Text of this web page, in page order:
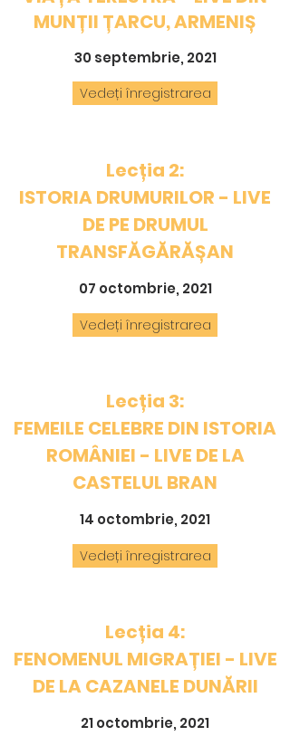
MUNȚII ȚARCU, ARMENIȘ
30 septembrie, 2021
Vedeți înregistrarea
Lecția 2:
ISTORIA DRUMURILOR - LIVE
DE PE DRUMUL
TRANSFĂGĂRĂȘAN
07 octombrie, 2021
Vedeți înregistrarea
Lecția 3:
FEMEILE CELEBRE DIN ISTORIA
ROMÂNIEI - LIVE DE LA
CASTELUL BRAN
14 octombrie, 2021
Vedeți înregistrarea
Lecția 4:
FENOMENUL MIGRAȚIEI - LIVE
DE LA CAZANELE DUNĂRII
21 octombrie, 2021